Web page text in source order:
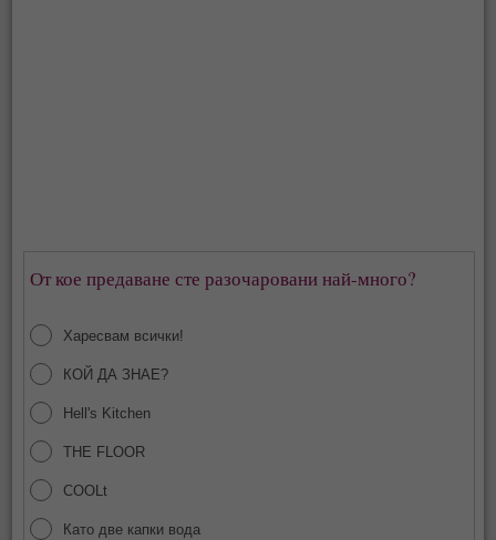
От кое предаване сте разочаровани най-много?
Харесвам всички!
КОЙ ДА ЗНАЕ?
Hell's Kitchen
THE FLOOR
COOLt
Като две капки вода